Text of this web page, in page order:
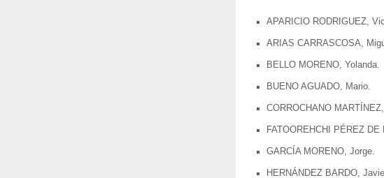
APARICIO RODRIGUEZ,
ARIAS CARRASCOSA,
BELLO MORENO, Yolanda.
BUENO AGUADO, Mario.
CORROCHANO MARTÍNEZ,
FATOOREHCHI PÉREZ
GARCÍA MORENO, Jorge.
HERNÁNDEZ BARDO,